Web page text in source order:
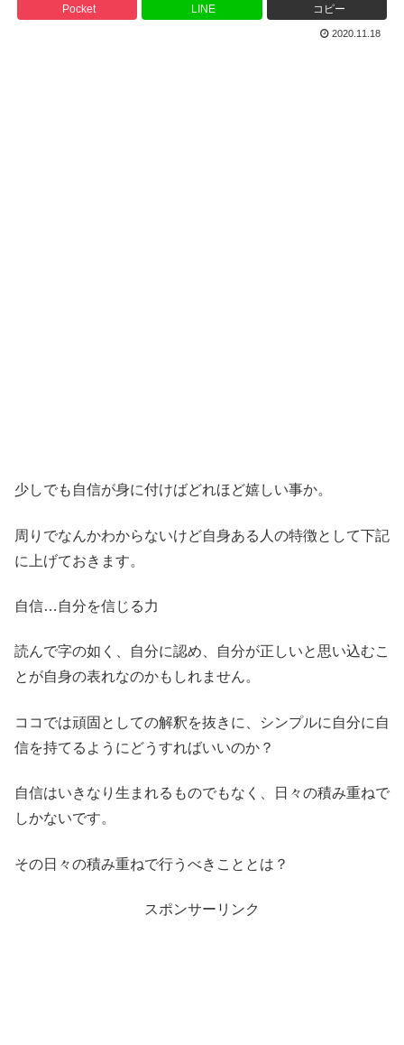
Pocket LINE コピー
2020.11.18
少しでも自信が身に付けばどれほど嬉しい事か。
周りでなんかわからないけど自身ある人の特徴として下記
に上げておきます。
自信…自分を信じる力
読んで字の如く、自分に認め、自分が正しいと思い込むこ
とが自身の表れなのかもしれません。
ココでは頑固としての解釈を抜きに、シンプルに自分に自
信を持てるようにどうすればいいのか？
自信はいきなり生まれるものでもなく、日々の積み重ねで
しかないです。
その日々の積み重ねで行うべきこととは？
スポンサーリンク